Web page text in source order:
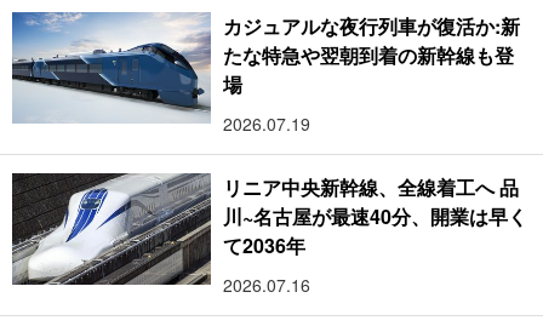
カジュアルな夜行列車が復活か:新
たな特急や翌朝到着の新幹線も登
場
2026.07.19
リニア中央新幹線、全線着工へ 品
川~名古屋が最速40分、開業は早く
て2036年
2026.07.16